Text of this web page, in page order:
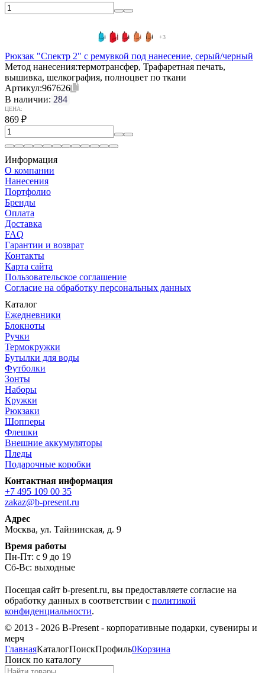
+3
Рюкзак "Спектр 2" с ремувкой под нанесение, серый/черный
Метод нанесения:термотрансфер, Трафаретная печать,
вышивка, шелкография, полноцвет по ткани
Артикул:967626
В наличии: 284
ЦЕНА:
869 ₽
Информация
О компании
Нанесения
Портфолио
Бренды
Оплата
Доставка
FAQ
Гарантии и возврат
Контакты
Карта сайта
Пользовательское соглашение
Согласие на обработку персональных данных
Каталог
Ежедневники
Блокноты
Ручки
Термокружки
Бутылки для воды
Футболки
Зонты
Наборы
Кружки
Рюкзаки
Шопперы
Флешки
Внешние аккумуляторы
Пледы
Подарочные коробки
Контактная информация
+7 495 109 00 35
zakaz@b-present.ru
Адрес
Москва, ул. Тайнинская, д. 9
Время работы
Пн-Пт: с 9 до 19
Сб-Вс: выходные
Посещая сайт b-present.ru, вы предоставляете согласие на
обработку данных в соответствии с политикой
конфиденциальности.
© 2013 - 2026 B-Present - корпоративные подарки, сувениры и
мерч
ГлавнаяКаталогПоискПрофиль0Корзина
Поиск по каталогу